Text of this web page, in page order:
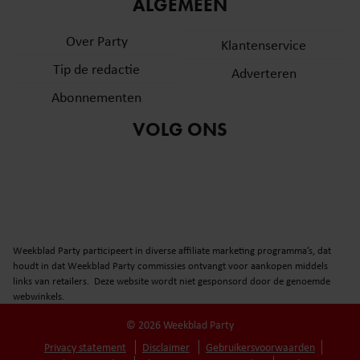
ALGEMEEN
Over Party
Tip de redactie
Abonnementen
Klantenservice
Adverteren
VOLG ONS
Weekblad Party participeert in diverse affiliate marketing programma’s, dat
houdt in dat Weekblad Party commissies ontvangt voor aankopen middels
links van retailers. Deze website wordt niet gesponsord door de genoemde
webwinkels.
© 2026 Weekblad Party
Privacy statement
Disclaimer
Gebruikersvoorwaarden